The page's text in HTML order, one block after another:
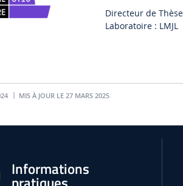
Directeur de
Laboratoire : LMJL
MIS À JOUR LE 27 MARS 2025
Informations